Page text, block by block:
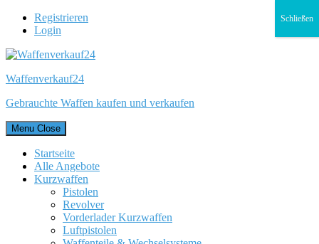
Registrieren
Login
Waffenverkauf24
Gebrauchte Waffen kaufen und verkaufen
Menu Close
Startseite
Alle Angebote
Kurzwaffen
Pistolen
Revolver
Vorderlader Kurzwaffen
Luftpistolen
Schließen